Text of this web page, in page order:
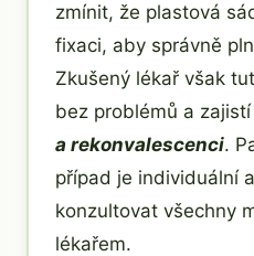
zmínit, že plastová
fixaci, aby správně
Zkušený lékař však
bez problémů a
a rekonvalescenci.
případ je individuální
konzultovat všechny
lékařem.